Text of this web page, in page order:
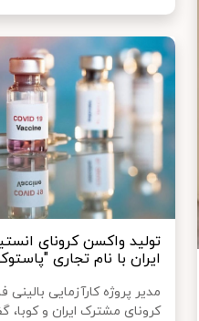
تولید واکسن کرونای
ایران با نام تجاری
کرونای مشترک ایران و